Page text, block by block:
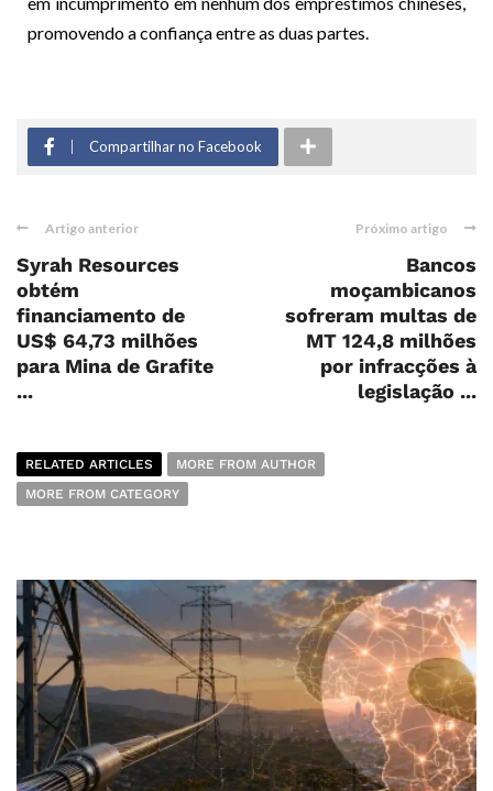
promovendo a confiança entre as duas partes.
Compartilhar no Facebook
Artigo anterior
Syrah Resources
obtém
financiamento de
US$ 64,73 milhões
para Mina de Grafite
...
Próximo artigo
Bancos
moçambicanos
sofreram multas de
MT 124,8 milhões
por infracções à
legislação ...
RELATED ARTICLES
MORE FROM AUTHOR
MORE FROM CATEGORY